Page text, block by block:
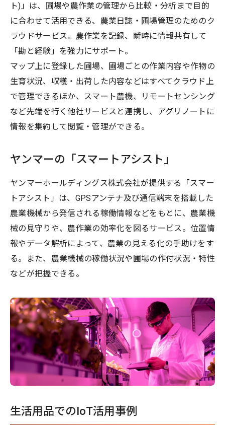
ト)」は、圃場や農作業の管理から比較・分析まで目的
に合わせて活用できる、農業日誌・圃場管理のためのク
ラウドサービス。農作業を記録、瞬時に情報共有して
「勘と経験」を強力にサポート。
マップ上に登録した圃場、圃場ごとの作業内容や作物の
生育状況、収穫・出荷した内容などはすべてクラウド上
で管理できるほか、スマート農機、リモートセンシング
など先端を行く他社サービスと連携し、アグリノートに
情報を集約して閲覧・管理ができる。
ヤンマーの「スマートアシスト」
ヤンマーホールディングス株式会社が提供する「スマー
トアシスト」は、GPSアンテナ及び通信端末を搭載した
農業機械から発信される稼働情報などをもとに、農業機
械の見守りや、農作業の効率化を図るサービス。位置情
報やデータ解析によって、農業の見える化の手助けをす
る。また、農業機械の稼働状況や圃場の作付状況・特性
などが把握できる。
生活用品でのIoT活用事例